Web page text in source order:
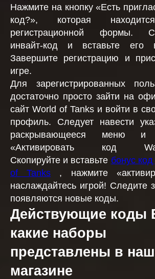
Нажмите на кнопку «Есть
код?», которая
регистрационной формы.
инвайт-код и вставьте его
Завершите регистрацию и
игре.
Для зарегистрированных
достаточно просто зайти на
сайт World of Tanks и войти в
профиль. Следует навести
раскрывающееся меню и
«Активировать код
Скопируйте и вставьте бонус
of Tanks , нажмите
наслаждайтесь игрой! Следите
появляются новые коды.
Действующие коды
какие наборы
представлены в
магазине